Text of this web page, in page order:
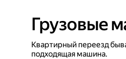
Грузовые
Квартирный переезд
подходящая машина.